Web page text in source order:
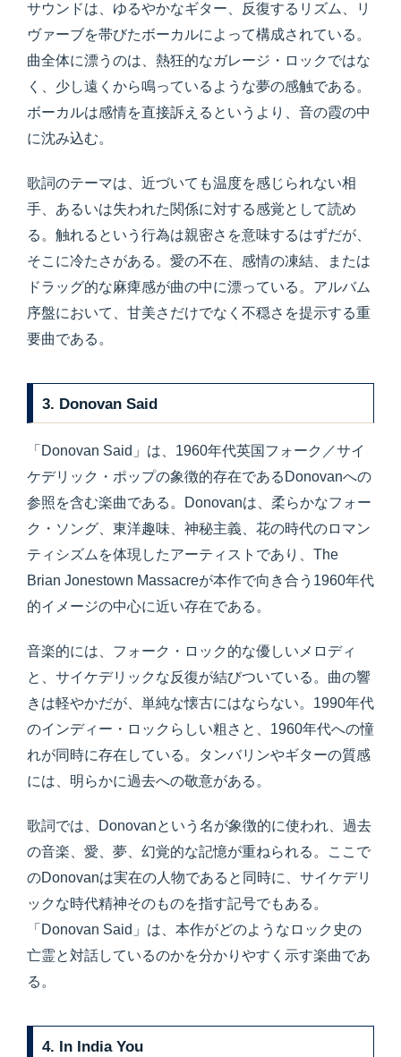
サウンドは、ゆるやかなギター、反復するリズム、リ
ヴァーブを帯びたボーカルによって構成されている。
曲全体に漂うのは、熱狂的なガレージ・ロックではな
く、少し遠くから鳴っているような夢の感触である。
ボーカルは感情を直接訴えるというより、音の霞の中
に沈み込む。
歌詞のテーマは、近づいても温度を感じられない相
手、あるいは失われた関係に対する感覚として読め
る。触れるという行為は親密さを意味するはずだが、
そこに冷たさがある。愛の不在、感情の凍結、または
ドラッグ的な麻痺感が曲の中に漂っている。アルバム
序盤において、甘美さだけでなく不穏さを提示する重
要曲である。
3. Donovan Said
「Donovan Said」は、1960年代英国フォーク／サイ
ケデリック・ポップの象徴的存在であるDonovanへの
参照を含む楽曲である。Donovanは、柔らかなフォー
ク・ソング、東洋趣味、神秘主義、花の時代のロマン
ティシズムを体現したアーティストであり、The
Brian Jonestown Massacreが本作で向き合う1960年代
的イメージの中心に近い存在である。
音楽的には、フォーク・ロック的な優しいメロディ
と、サイケデリックな反復が結びついている。曲の響
きは軽やかだが、単純な懐古にはならない。1990年代
のインディー・ロックらしい粗さと、1960年代への憧
れが同時に存在している。タンバリンやギターの質感
には、明らかに過去への敬意がある。
歌詞では、Donovanという名が象徴的に使われ、過去
の音楽、愛、夢、幻覚的な記憶が重ねられる。ここで
のDonovanは実在の人物であると同時に、サイケデリ
ックな時代精神そのものを指す記号でもある。
「Donovan Said」は、本作がどのようなロック史の
亡霊と対話しているのかを分かりやすく示す楽曲であ
る。
4. In India You